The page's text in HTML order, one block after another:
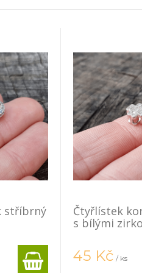
stříbrný
Čtyřlístek
s bílými
45 Kč / ks